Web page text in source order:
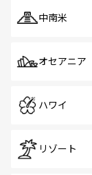
中南米
オセアニア
ハワイ
リゾート